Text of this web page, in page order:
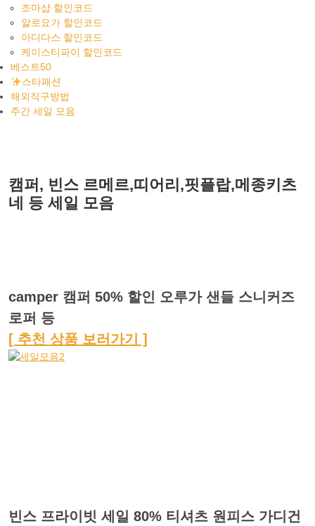
조마샵 할인코드
알로요가 할인코드
아디다스 할인코드
케이스티파이 할인코드
베스트50
스타패션
해외직구방법
주간 세일 모음
캠퍼, 빈스 르메르,띠어리,핏플랍,메종키츠
네 등 세일 모음
camper 캠퍼 50% 할인 오루가 샌들 스니커즈
로퍼 등
[ 추천 상품 보러가기 ]
빈스 프라이빗 세일 80% 티셔츠 원피스 가디건